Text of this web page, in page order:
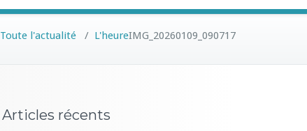
Toute l'actualité / L'heureIMG_20260109_090717
Articles récents